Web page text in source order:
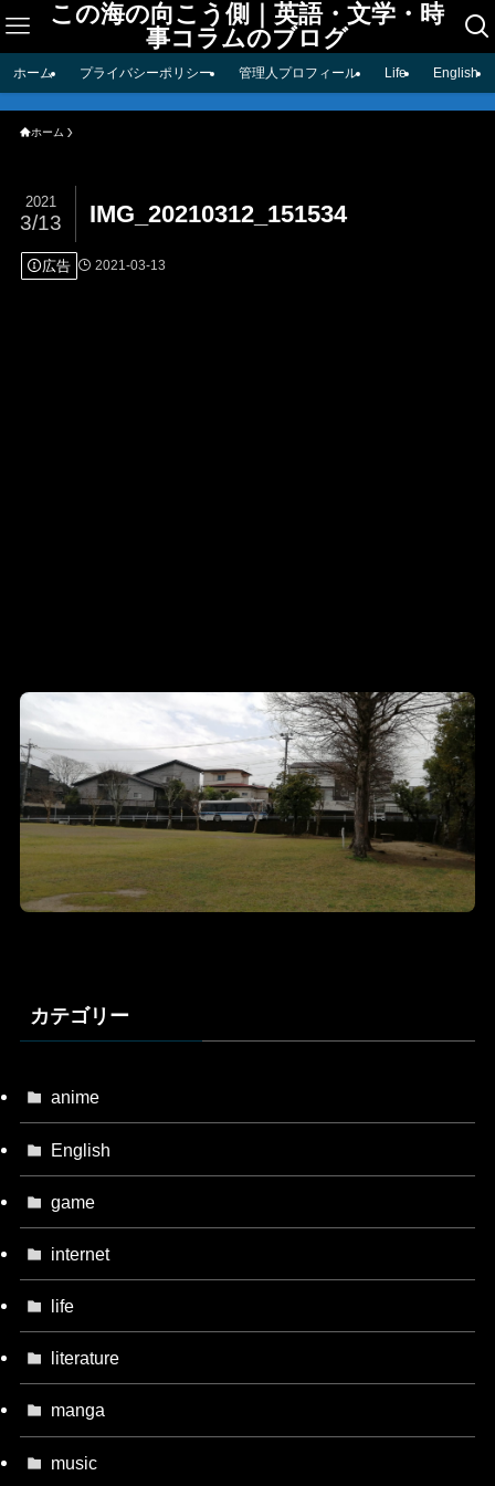
この海の向こう側｜英語・文学・時
事コラムのブログ
ホーム プライバシーポリシー 管理人プロフィール Life English
ホーム
IMG_20210312_151534
2021
3/13
広告 2021-03-13
カテゴリー
anime
English
game
internet
life
literature
manga
music